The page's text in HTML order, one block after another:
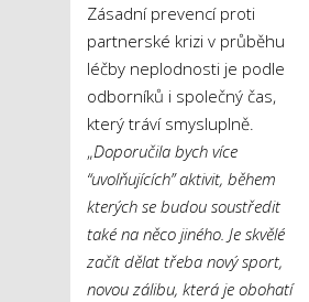
Zásadní prevencí proti
partnerské krizi v průběhu
léčby neplodnosti je podle
odborníků i společný čas,
který tráví smysluplně.
„Doporučila bych více
“uvolňujících” aktivit, během
kterých se budou soustředit
také na něco jiného. Je skvělé
začít dělat třeba nový sport,
novou zálibu, která je obohatí